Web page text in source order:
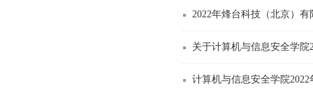
2022年烽台科技（北京）
关于计算机与信息安全学
计算机与信息安全学院